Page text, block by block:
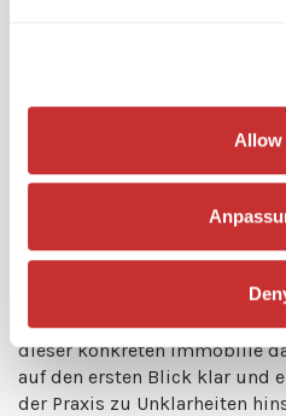
Allow
Dienstleistungen
Vermögenswertenoder eine
Direkte Tokenisierung
einen direkten Anspruch auf
darstellt. Nehmen wir an, Sie
Der Token würde einen
dieser konkreten Immobilie
auf den ersten Blick klar und
der Praxis zu Unklarheiten